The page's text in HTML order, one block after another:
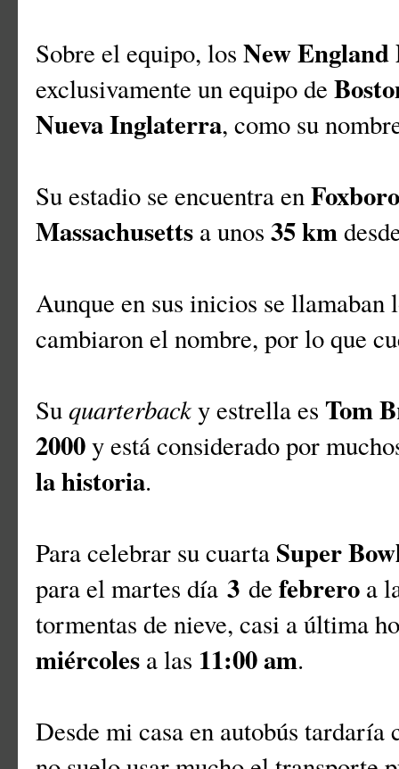
Sobre el equipo, los New
exclusivamente un equipo de
Nueva Inglaterra, como su
Su estadio se encuentra en
Massachusetts a unos 35 km
Aunque en sus inicios se llamaban
cambiaron el nombre, por lo que
Suquarterbacky estrella es Tom
2000y está considerado por
la historia.
Para celebrar su cuarta Super
para el martes día 3 de febrero a
tormentas de nieve, casi a última
miércoles a las 11:00 am.
Desde mi casa en autobús tardaría